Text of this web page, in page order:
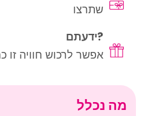
שתרצו
?ידעתם
אפשר לרכוש חוויה
מה נכלל